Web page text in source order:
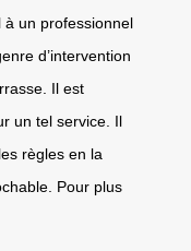
à un professionnel
d’intervention
Il est
un tel service. Il
règles en la
Pour plus